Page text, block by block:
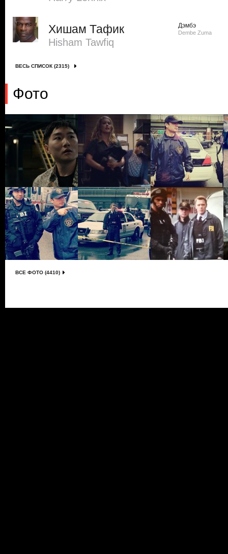
Хишам Тафик
Hisham Tawfiq
Дэмбэ
Dembe Zuma
ВЕСЬ СПИСОК (2315)
Фото
ВСЕ ФОТО (4410)